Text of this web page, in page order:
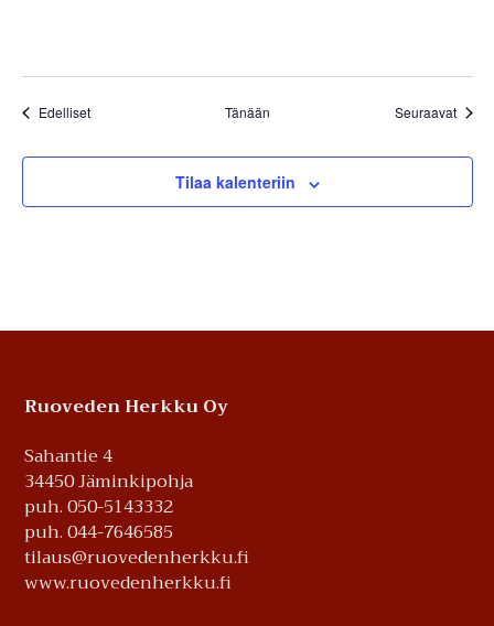
EdellisetTapahtumat Tänään Seuraavat
Tilaa kalenteriin
Footer
Ruoveden Herkku Oy
Sahantie 4
34450 Jäminkipohja
puh. 050-5143332
puh. 044-7646585
tilaus@ruovedenherkku.fi
www.ruovedenherkku.fi